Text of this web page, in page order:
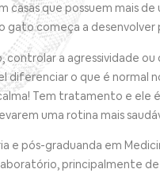
casas que possuem mais
gato começa a desenvolver
controlar a agressividade
diferenciar o que é normal
Tem tratamento e
uma rotina mais
e pós-graduanda em
principalmente de